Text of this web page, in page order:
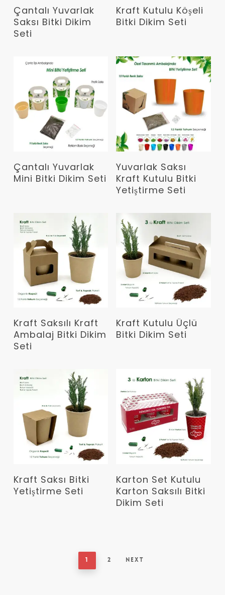
Devamını Oku
Çantalı Yuvarlak
Saksı Bitki Dikim
Seti
Devamını Oku
Kraft Kutulu Köşeli
Bitki Dikim Seti
Devamını Oku
Çantalı Yuvarlak
Mini Bitki Dikim Seti
Devamını Oku
Yuvarlak Saksı
Kraft Kutulu Bitki
Yetiştirme Seti
Devamını Oku
Kraft Saksılı Kraft
Ambalaj Bitki Dikim
Seti
Devamını Oku
Kraft Kutulu Üçlü
Bitki Dikim Seti
Devamını Oku
Kraft Saksı Bitki
Yetiştirme Seti
Devamını Oku
Karton Set Kutulu
Karton Saksılı Bitki
Dikim Seti
1 2 Next